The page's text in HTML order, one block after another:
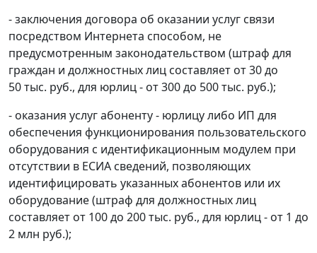
- заключения договора об оказании услуг связи
посредством Интернета способом, не
предусмотренным законодательством (штраф для
граждан и должностных лиц составляет от 30 до
50 тыс. руб., для юрлиц - от 300 до 500 тыс. руб.);
- оказания услуг абоненту - юрлицу либо ИП для
обеспечения функционирования пользовательского
оборудования с идентификационным модулем при
отсутствии в ЕСИА сведений, позволяющих
идентифицировать указанных абонентов или их
оборудование (штраф для должностных лиц
составляет от 100 до 200 тыс. руб., для юрлиц - от 1 до
2 млн руб.);